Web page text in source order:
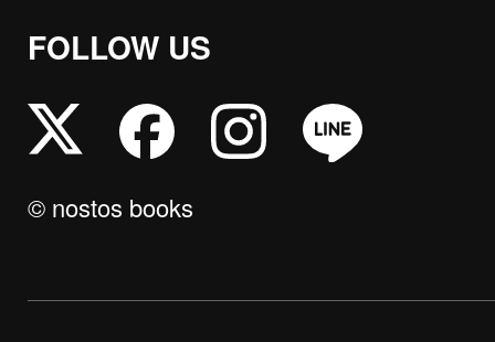
FOLLOW US
© nostos books